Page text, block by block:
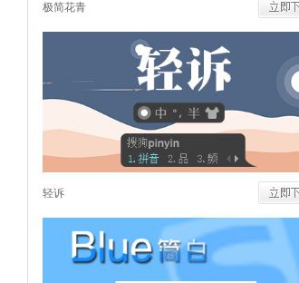
极简花青
轻诉